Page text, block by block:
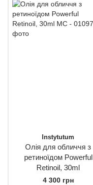
Instytutum
Олія для обличчя з
ретиноїдом Powerful
Retinoil, 30ml
4 300 грн